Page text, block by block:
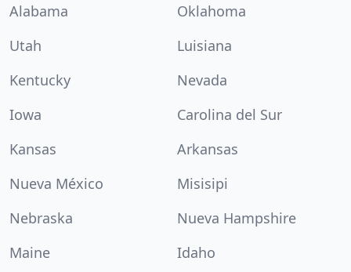
Alabama
Oklahoma
Utah
Luisiana
Kentucky
Nevada
Iowa
Carolina del Sur
Kansas
Arkansas
Nueva México
Misisipi
Nebraska
Nueva Hampshire
Maine
Idaho